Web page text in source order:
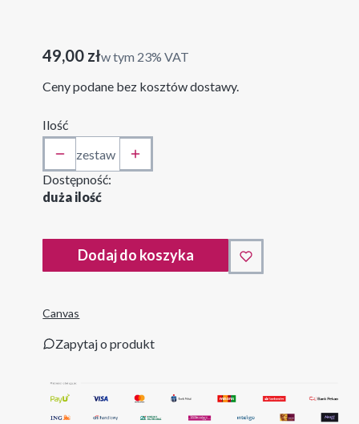
Cena
49,00 złw tym 23% VAT
w tym 23% VAT
Ceny podane bez kosztów dostawy.
Ilość
zestaw
Dostępność:
duża ilość
Dodaj do koszyka
Canvas
Zapytaj o produkt